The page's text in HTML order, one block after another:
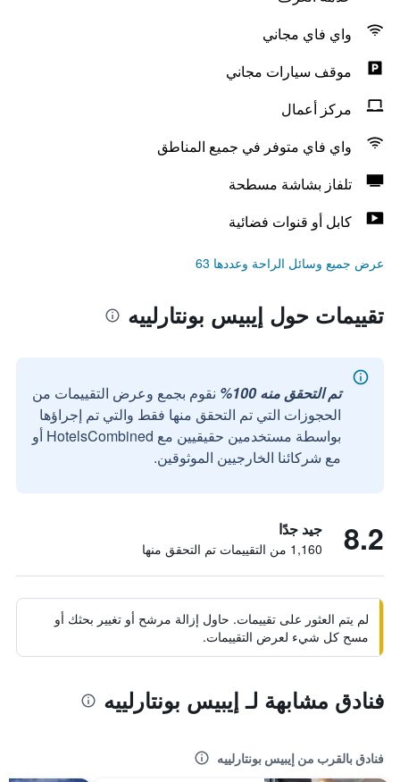
واي فاي مجاني
موقف سيارات مجاني
مركز أعمال
واي فاي متوفر في جميع المناطق
تلفاز بشاشة مسطحة
كابل أو قنوات فضائية
عرض جميع وسائل الراحة وعددها 63
تقييمات حول إيبيس بونتارلييه
تم التحقق منه 100%
نقوم بجمع وعرض التقييمات من
الحجوزات التي تم التحقق منها فقط والتي تم إجراؤها
بواسطة مستخدمين حقيقيين مع HotelsCombined أو
مع شركائنا الخارجيين الموثوقين.
8.2 جيد جدًا
1,160 من التقييمات تم التحقق منها
لم يتم العثور على تقييمات. حاول إزالة مرشح أو تغيير بحثك أو
مسح كل شيء لعرض التقييمات.
فنادق مشابهة لـ إيبيس بونتارلييه
فنادق بالقرب من إيبيس بونتارلييه